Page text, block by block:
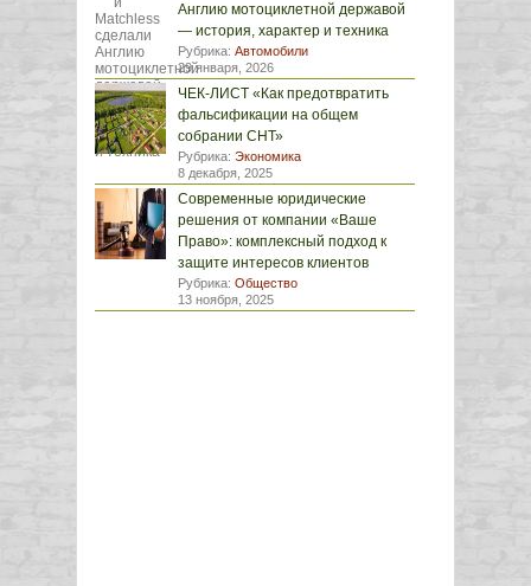
Англию мотоциклетной державой
— история, характер и техника
Рубрика: Автомобили
29 января, 2026
ЧЕК-ЛИСТ «Как предотвратить
фальсификации на общем
собрании СНТ»
Рубрика: Экономика
8 декабря, 2025
Современные юридические
решения от компании «Ваше
Право»: комплексный подход к
защите интересов клиентов
Рубрика: Общество
13 ноября, 2025